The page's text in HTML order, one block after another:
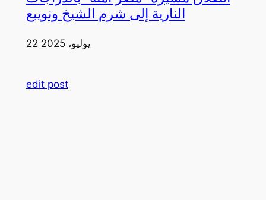
النارية إلى شرم الشيخ ونويبع
22 يوليو، 2025
edit post